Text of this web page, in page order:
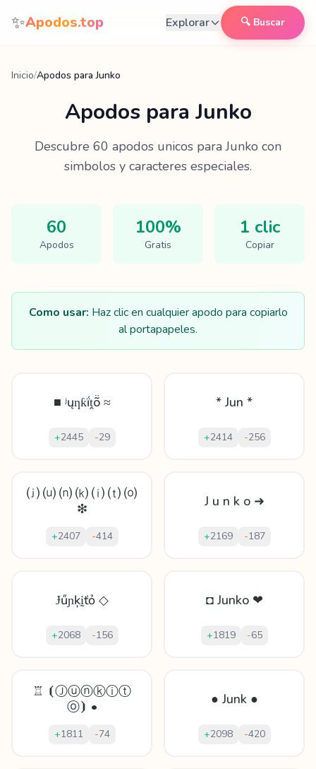
Saltar al contenido
✨Apodos.top Explorar 🔍 Buscar
Inicio/Apodos para Junko
Apodos para Junko
Descubre 60 apodos unicos paraJunko con
simbolos y caracteres especiales.
60
Apodos
100%
Gratis
1 clic
Copiar
Como usar: Haz clic en cualquier apodo para copiarlo
al portapapeles.
■ ʲųƞƙḯṱṏ ≈
+2445 -29
* Jun *
+2414 -256
⒥ ⒰ ⒩ ⒦ ⒤ ⒯ ⒪
❇
+2407 -414
J u n k o ➜
+2169 -187
Ɉűɲķḭťỏ ◇
+2068 -156
◘ Junko ❤
+1819 -65
♖ ⦗Ⓙⓤⓝⓚⓘⓣ
ⓞ⦘ •
+1811 -74
● Junk ●
+2098 -420